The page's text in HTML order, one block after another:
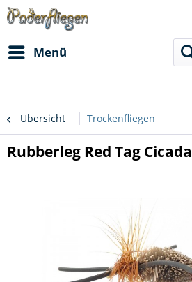
Menü
Übersicht Trockenfliegen
Rubberleg Red Tag Cicada